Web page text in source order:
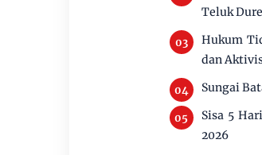
Teluk
Hukum
dan
Sungai
Sisa 5
2026